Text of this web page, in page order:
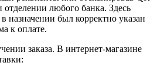
любого банка. Здесь
назначении был корректно указан
к оплате.
заказа. В интернет-магазине